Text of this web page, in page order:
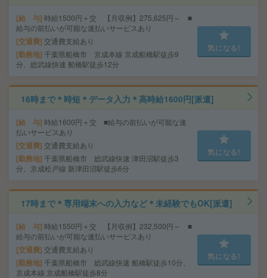
給 与 時給1500円＋交 【月収例】275,625円～ ■
給与の前払いが可能な速払いサービスあり
交通費 交通費支給あり
勤務地 千葉県船橋市 京成本線 京成船橋駅徒歩9
分、総武線快速 船橋駅徒歩12分
気になる!
16時まで＊時短＊データ入力＊高時給1600円[派遣]
給 与 時給1600円＋交 ■給与の前払いが可能な速
払いサービスあり
交通費 交通費支給あり
勤務地 千葉県船橋市 総武線快速 津田沼駅徒歩3
分、京成松戸線 新津田沼駅徒歩6分
気になる!
17時まで＊専用端末への入力など＊未経験でもOK[派遣]
給 与 時給1550円＋交 【月収例】232,500円～ ■
給与の前払いが可能な速払いサービスあり
交通費 交通費支給あり
勤務地 千葉県船橋市 総武線快速 船橋駅徒歩10分、
京成本線 京成船橋駅徒歩8分
気になる!